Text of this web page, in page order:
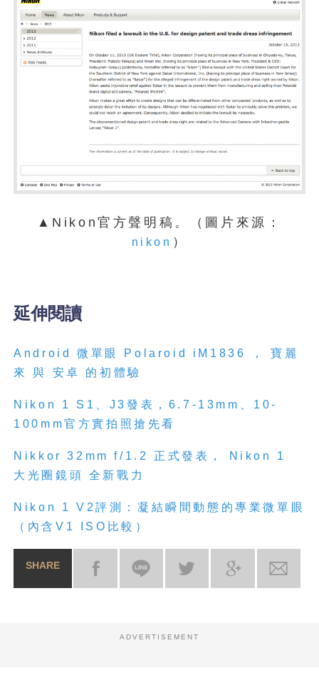
▲Nikon官方聲明稿。（圖片來源：
nikon ）
延伸閱讀
Android 微單眼 Polaroid iM1836 ，
寶麗
來
與 安卓 的初體驗
Nikon 1 S1 J3 發表， 6.7-13mm
10-
100mm官方實拍照搶先看
Nikkor 32mm f/1.2 正式發表， Nikon
1
大光圈鏡頭
全新戰力
Nikon 1 V2評測：凝結瞬間動態的專業微單眼
（內含 V1 ISO 比較）
SHARE
ADVERTISEMENT